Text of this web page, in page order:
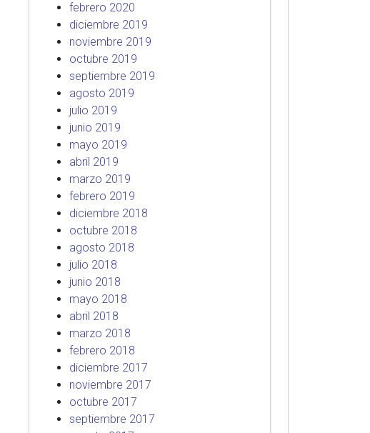
febrero 2020
diciembre 2019
noviembre 2019
octubre 2019
septiembre 2019
agosto 2019
julio 2019
junio 2019
mayo 2019
abril 2019
marzo 2019
febrero 2019
diciembre 2018
octubre 2018
agosto 2018
julio 2018
junio 2018
mayo 2018
abril 2018
marzo 2018
febrero 2018
diciembre 2017
noviembre 2017
octubre 2017
septiembre 2017